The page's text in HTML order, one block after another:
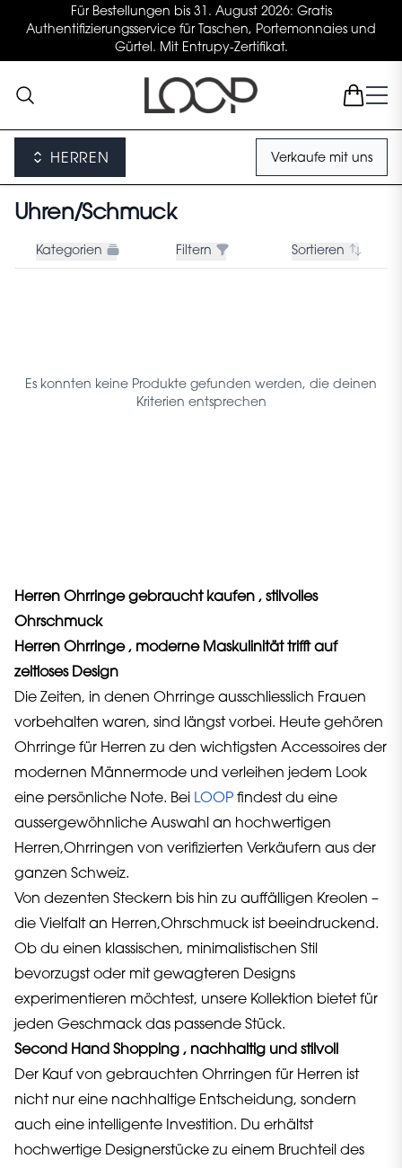
Für Bestellungen bis 31. August 2026: Gratis
Authentifizierungsservice für Taschen, Portemonnaies und
Gürtel. Mit Entrupy-Zertifikat.
HERREN Verkaufe mit uns
Uhren/Schmuck
Kategorien Filtern Sortieren
Es konnten keine Produkte gefunden werden, die deinen
Kriterien entsprechen
Herren Ohrringe gebraucht kaufen , stilvolles
Ohrschmuck
Herren Ohrringe , moderne Maskulinität trifft auf
zeitloses Design
Die Zeiten, in denen Ohrringe ausschliesslich Frauen
vorbehalten waren, sind längst vorbei. Heute gehören
Ohrringe für Herren zu den wichtigsten Accessoires der
modernen Männermode und verleihen jedem Look
eine persönliche Note. Bei LOOP findest du eine
aussergewöhnliche Auswahl an hochwertigen
Herren,Ohrringen von verifizierten Verkäufern aus der
ganzen Schweiz.
Von dezenten Steckern bis hin zu auffälligen Kreolen –
die Vielfalt an Herren,Ohrschmuck ist beeindruckend.
Ob du einen klassischen, minimalistischen Stil
bevorzugst oder mit gewagteren Designs
experimentieren möchtest, unsere Kollektion bietet für
jeden Geschmack das passende Stück.
Second Hand Shopping , nachhaltig und stilvoll
Der Kauf von gebrauchten Ohrringen für Herren ist
nicht nur eine nachhaltige Entscheidung, sondern
auch eine intelligente Investition. Du erhältst
hochwertige Designerstücke zu einem Bruchteil des